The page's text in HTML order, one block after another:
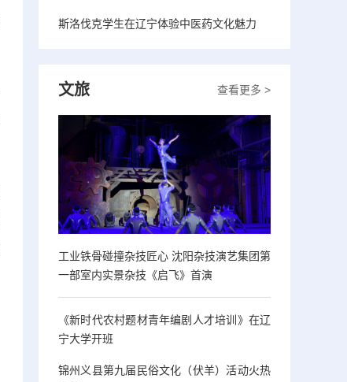
斯洛伐克学生在辽宁体验中医药文化魅力
查看更多 >
文旅
工业铁骨碰撞杂技匠心 沈阳杂技演艺集团第
一部室内实景杂技《启飞》首演
《新时代农村题材青年编剧人才培训》在辽
宁大学开班
锦州义县第九届民俗文化（伏羊）活动火热